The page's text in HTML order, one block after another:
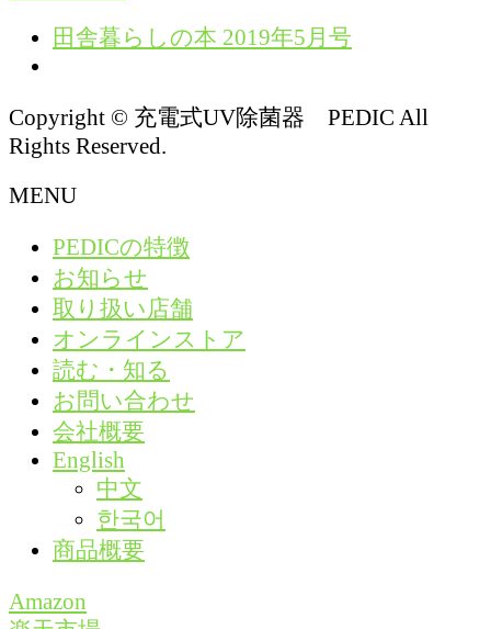
田舎暮らしの本 2019年5月号
Copyright © 充電式UV除菌器 PEDIC All
Rights Reserved.
MENU
PEDICの特徴
お知らせ
取り扱い店舗
オンラインストア
読む・知る
お問い合わせ
会社概要
English
中文
한국어
商品概要
Amazon